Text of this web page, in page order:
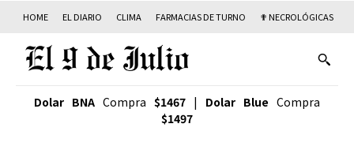
HOME EL DIARIO CLIMA FARMACIAS DE TURNO ✟ NECROLÓGICAS
Dolar BNA Compra $1467 | Dolar Blue Compra
$1497